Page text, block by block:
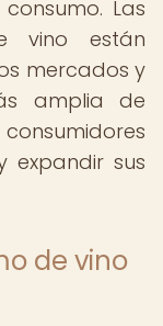
Las
vino están
mercados y
amplia de
expandir sus
de vino